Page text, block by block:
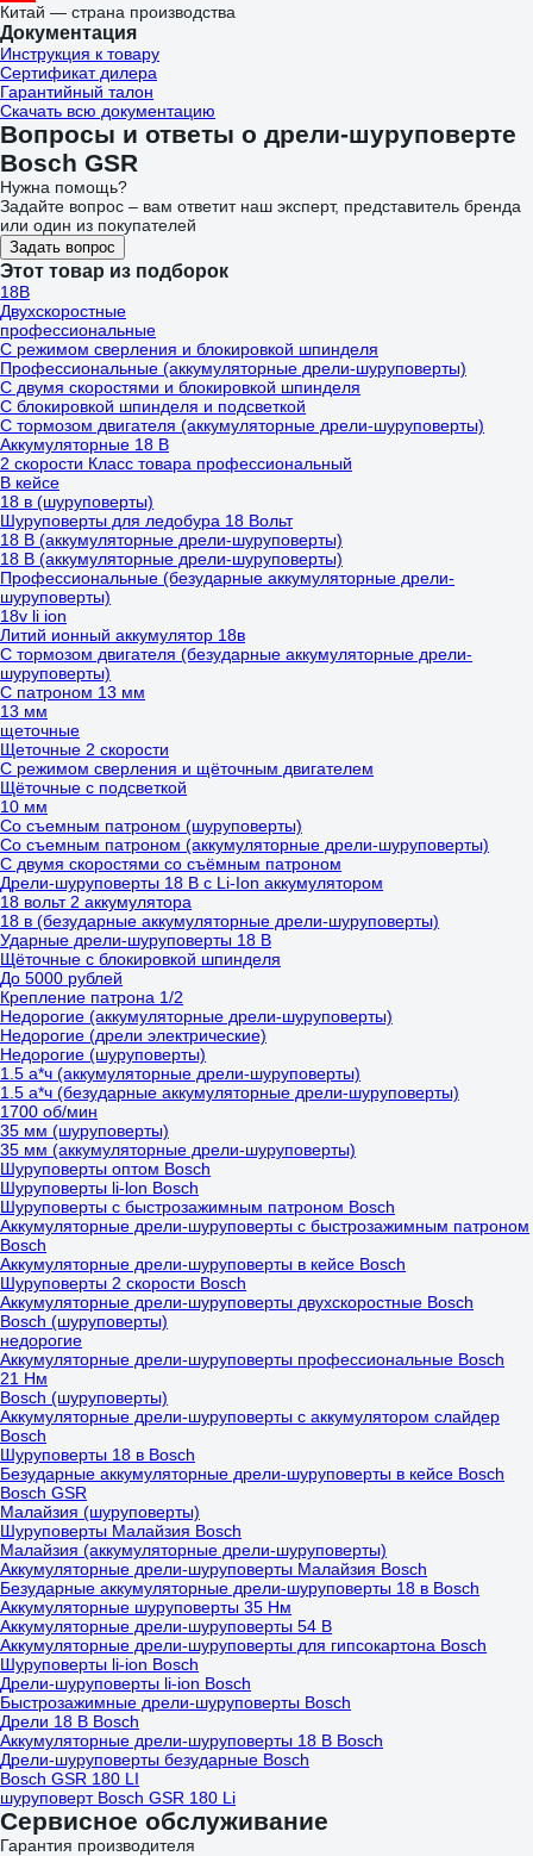
Китай — страна производства
Документация
Инструкция к товару
Сертификат дилера
Гарантийный талон
Скачать всю документацию
Вопросы и ответы о дрели-шуруповерте
Bosch GSR
Нужна помощь?
Задайте вопрос – вам ответит наш эксперт, представитель бренда
или один из покупателей
Задать вопрос
Этот товар из подборок
18В
Двухскоростные
профессиональные
C режимом сверления и блокировкой шпинделя
Профессиональные (аккумуляторные дрели-шуруповерты)
С двумя скоростями и блокировкой шпинделя
С блокировкой шпинделя и подсветкой
С тормозом двигателя (аккумуляторные дрели-шуруповерты)
Аккумуляторные 18 В
2 скорости Класс товара профессиональный
В кейсе
18 в (шуруповерты)
Шуруповерты для ледобура 18 Вольт
18 В (аккумуляторные дрели-шуруповерты)
18 В (аккумуляторные дрели-шуруповерты)
Профессиональные (безударные аккумуляторные дрели-
шуруповерты)
18v li ion
Литий ионный аккумулятор 18в
С тормозом двигателя (безударные аккумуляторные дрели-
шуруповерты)
С патроном 13 мм
13 мм
щеточные
Щеточные 2 скорости
C режимом сверления и щёточным двигателем
Щёточные с подсветкой
10 мм
Со съемным патроном (шуруповерты)
Со съемным патроном (аккумуляторные дрели-шуруповерты)
С двумя скоростями со съёмным патроном
Дрели-шуруповерты 18 В с Li-Ion аккумулятором
18 вольт 2 аккумулятора
18 в (безударные аккумуляторные дрели-шуруповерты)
Ударные дрели-шуруповерты 18 В
Щёточные с блокировкой шпинделя
До 5000 рублей
Крепление патрона 1/2
Недорогие (аккумуляторные дрели-шуруповерты)
Недорогие (дрели электрические)
Недорогие (шуруповерты)
1.5 а*ч (аккумуляторные дрели-шуруповерты)
1.5 а*ч (безударные аккумуляторные дрели-шуруповерты)
1700 об/мин
35 мм (шуруповерты)
35 мм (аккумуляторные дрели-шуруповерты)
Шуруповерты оптом Bosch
Шуруповерты li-lon Bosch
Шуруповерты с быстрозажимным патроном Bosch
Аккумуляторные дрели-шуруповерты с быстрозажимным патроном
Bosch
Аккумуляторные дрели-шуруповерты в кейсе Bosch
Шуруповерты 2 скорости Bosch
Аккумуляторные дрели-шуруповерты двухскоростные Bosch
Bosch (шуруповерты)
недорогие
Аккумуляторные дрели-шуруповерты профессиональные Bosch
21 Нм
Bosch (шуруповерты)
Аккумуляторные дрели-шуруповерты с аккумулятором слайдер
Bosch
Шуруповерты 18 в Bosch
Безударные аккумуляторные дрели-шуруповерты в кейсе Bosch
Bosch GSR
Малайзия (шуруповерты)
Шуруповерты Малайзия Bosch
Малайзия (аккумуляторные дрели-шуруповерты)
Аккумуляторные дрели-шуруповерты Малайзия Bosch
Безударные аккумуляторные дрели-шуруповерты 18 в Bosch
Аккумуляторные шуруповерты 35 Нм
Аккумуляторные дрели-шуруповерты 54 В
Аккумуляторные дрели-шуруповерты для гипсокартона Bosch
Шуруповерты li-ion Bosch
Дрели-шуруповерты li-ion Bosch
Быстрозажимные дрели-шуруповерты Bosch
Дрели 18 В Bosch
Аккумуляторные дрели-шуруповерты 18 В Bosch
Дрели-шуруповерты безударные Bosch
Bosch GSR 180 LI
шуруповерт Bosch GSR 180 Li
Сервисное обслуживание
Гарантия производителя